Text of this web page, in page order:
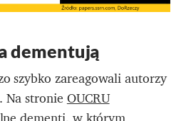
dementują
szybko zareagowali autorzy
Na stronieOUCRU